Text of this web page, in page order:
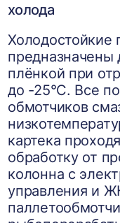
холода
Холодостойкие
предназначены
плёнкой при
до -25°C. Все
обмотчиков
картека
обработку от
колонна с
управления и